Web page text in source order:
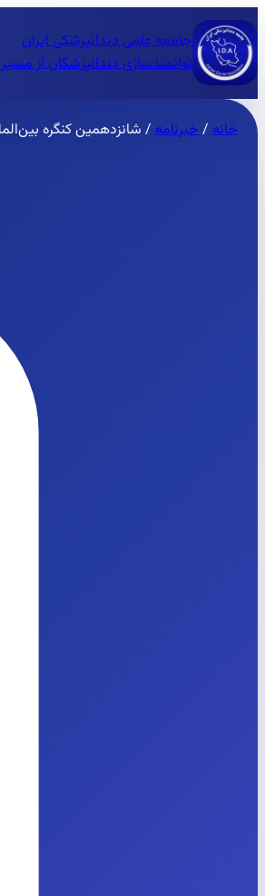
جامعه علمی دندانپزشکی ایران
توانمندسازی دندانپزشکان از
خانه/خبرنامه/ شانزدهمین کنگره